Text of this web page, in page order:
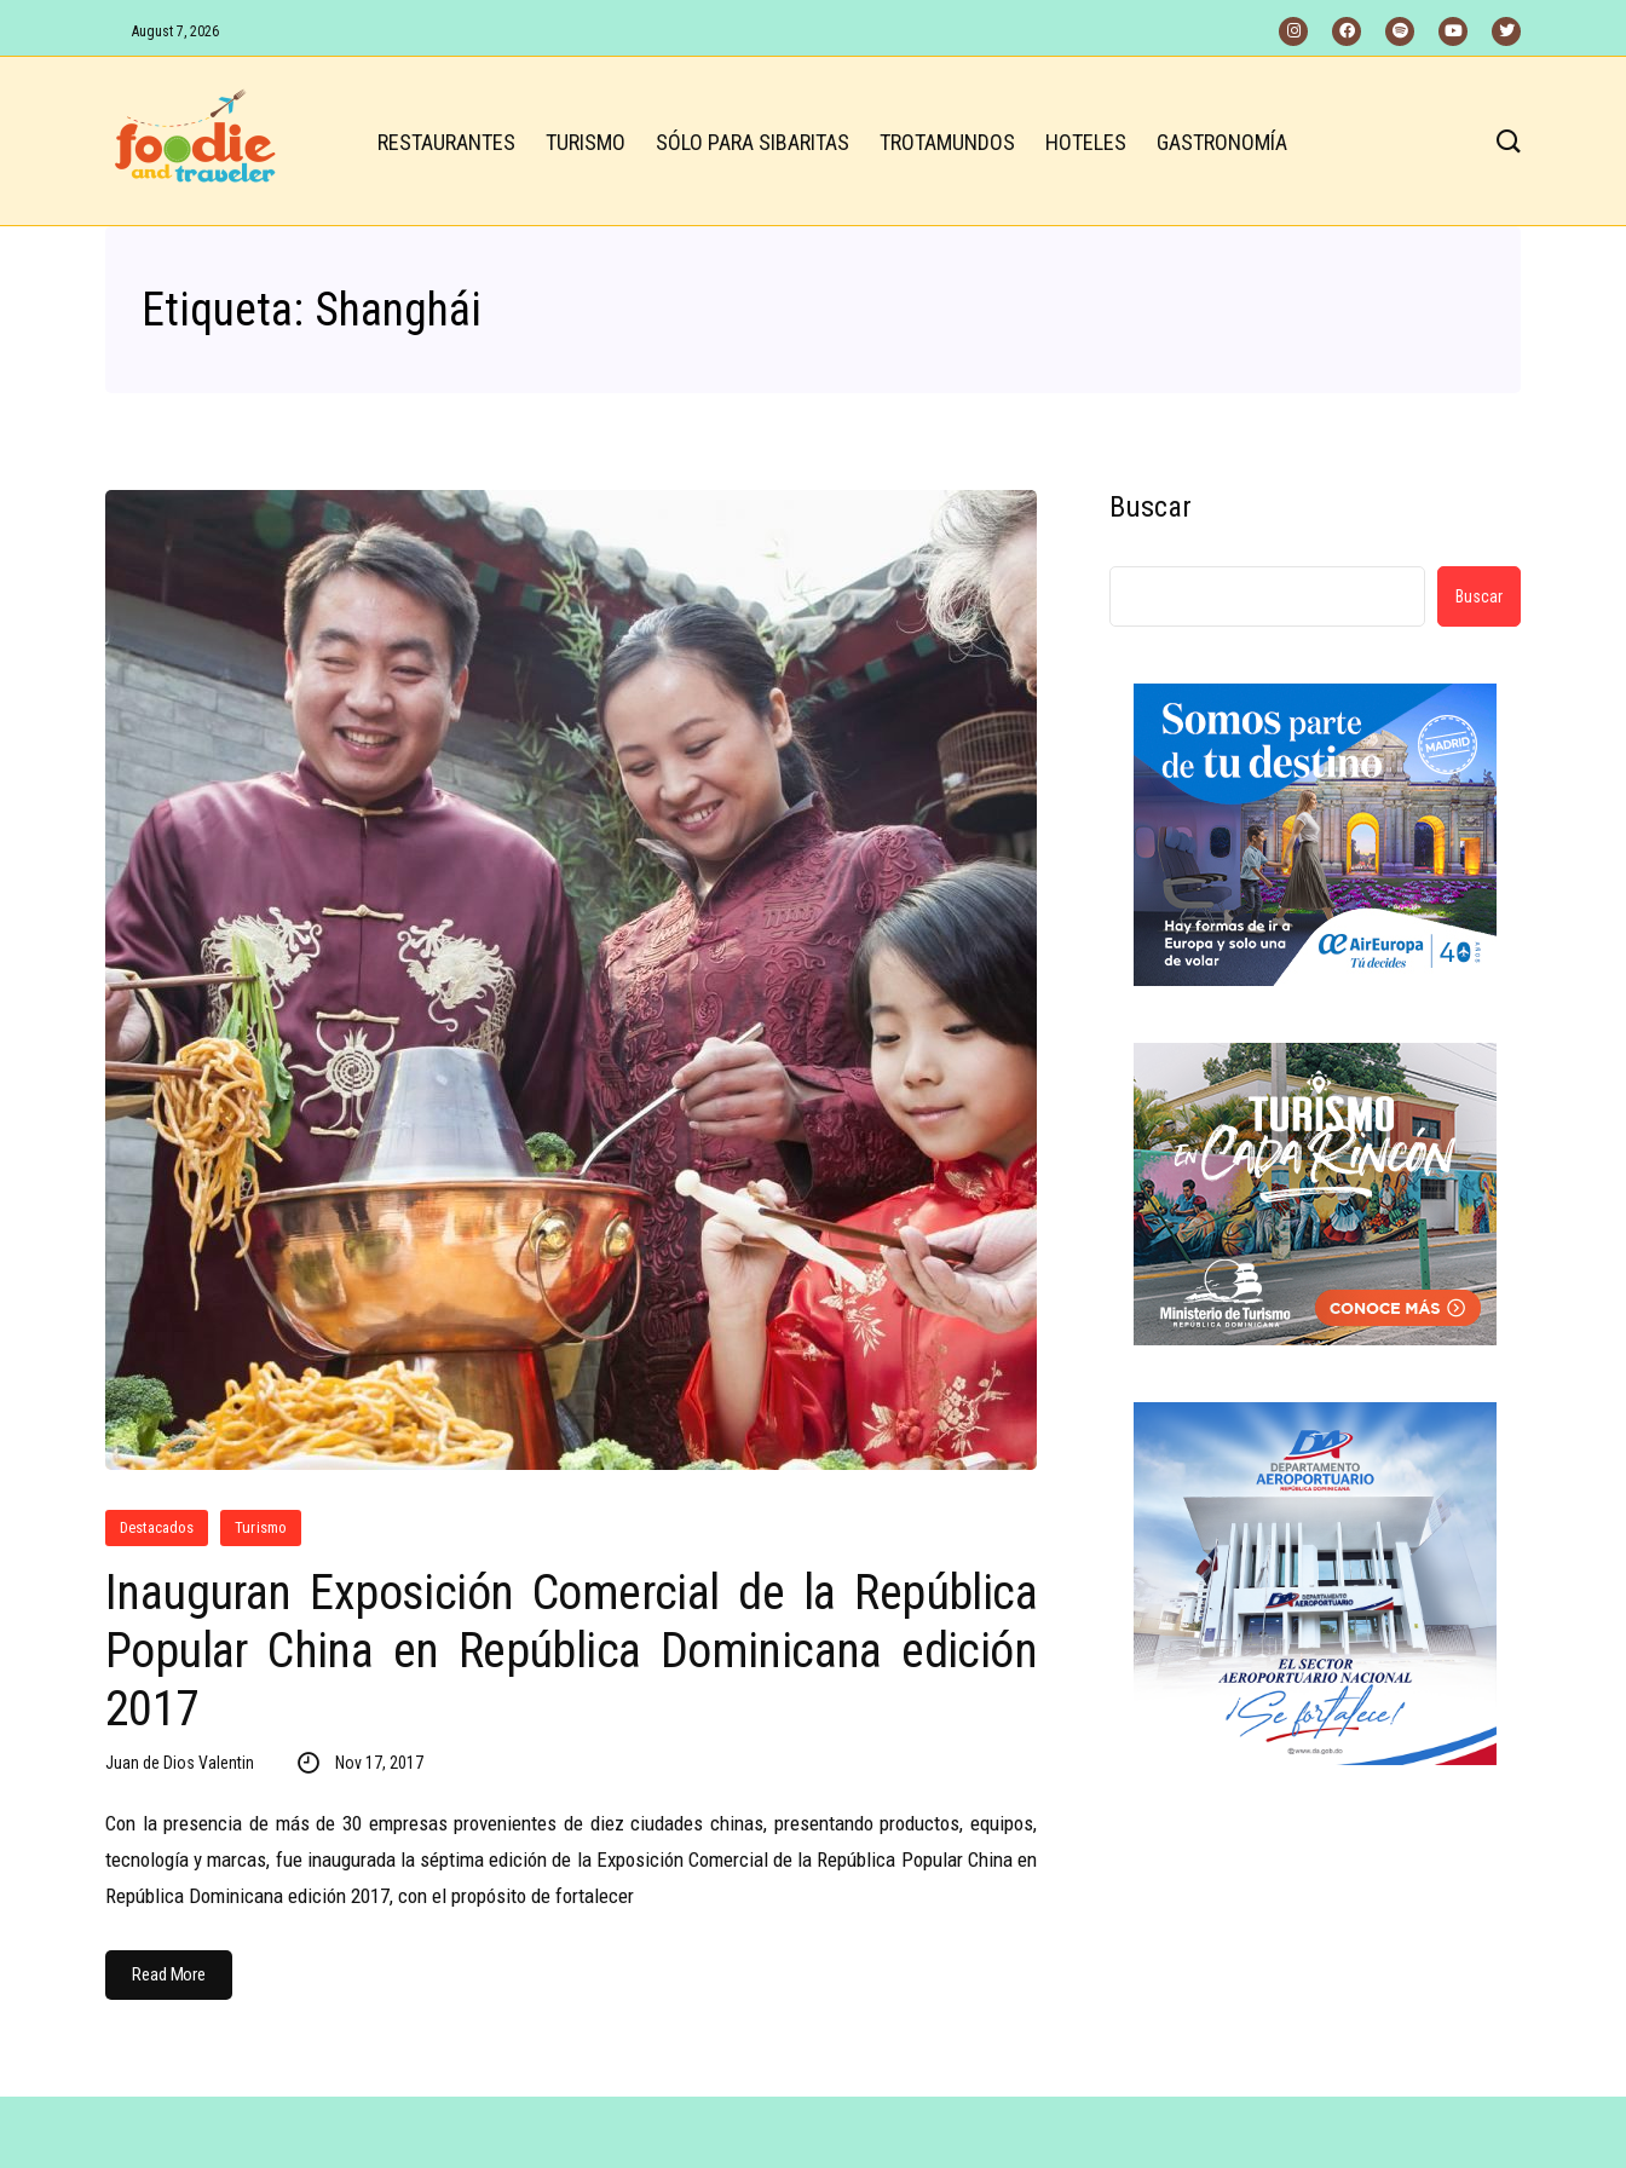
August 7, 2026
RESTAURANTES TURISMO SÓLO PARA SIBARITAS TROTAMUNDOS HOTELES GASTRONOMÍA
Etiqueta: Shanghái
Destacados Turismo
Inauguran Exposición Comercial de la República
Popular China en República Dominicana edición
2017
Juan de Dios Valentin Nov 17, 2017
Con la presencia de más de 30 empresas provenientes de diez ciudades chinas, presentando productos, equipos,
tecnología y marcas, fue inaugurada la séptima edición de la Exposición Comercial de la República Popular China en
República Dominicana edición 2017, con el propósito de fortalecer
Read More
Buscar
Buscar